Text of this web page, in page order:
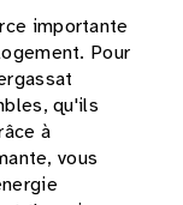
importante
Pour
qu'ils
à
vous